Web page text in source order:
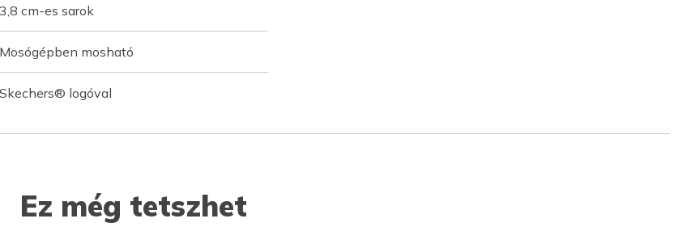
3,8 cm-es sarok
Mosógépben mosható
Skechers® logóval
Ez még tetszhet